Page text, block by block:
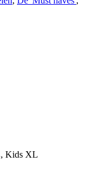
Kids XL